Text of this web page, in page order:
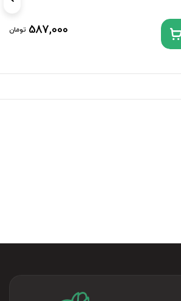
587,000 تومان